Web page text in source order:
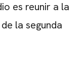
es reunir a la
la segunda